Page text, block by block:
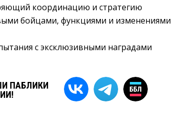
координацию и стратегию
бойцами, функциями и изменениями
с эксклюзивными наградами
ПАБЛИКИ